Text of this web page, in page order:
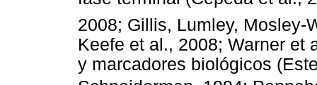
2008; Gillis, Lumley, Mosley-
Keefe et al., 2008; Warner et
y marcadores biológicos